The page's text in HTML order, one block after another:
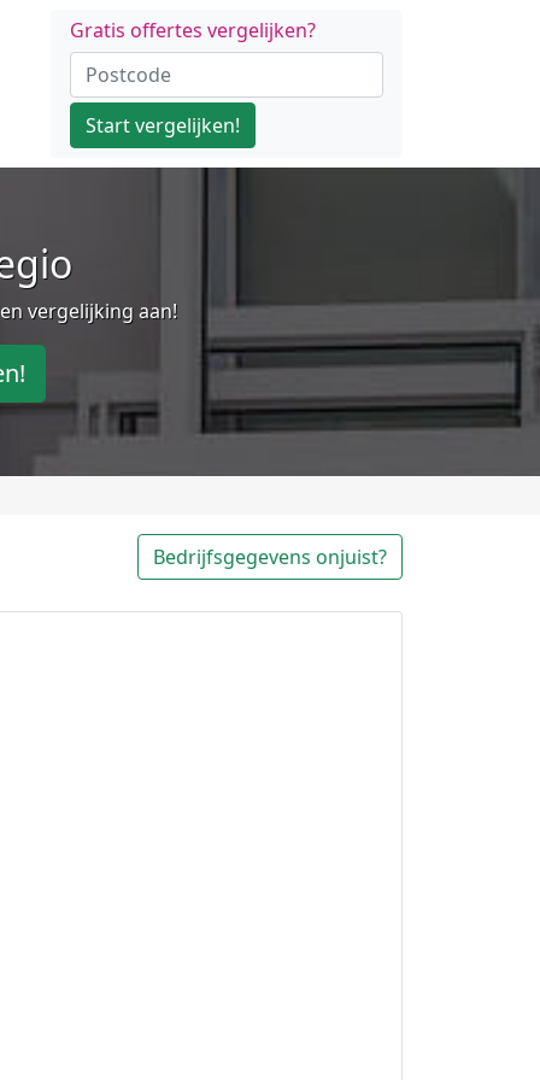
Gratis offertes vergelijken?
Start vergelijken!
vergelijking aan!
Bedrijfsgegevens onjuist?